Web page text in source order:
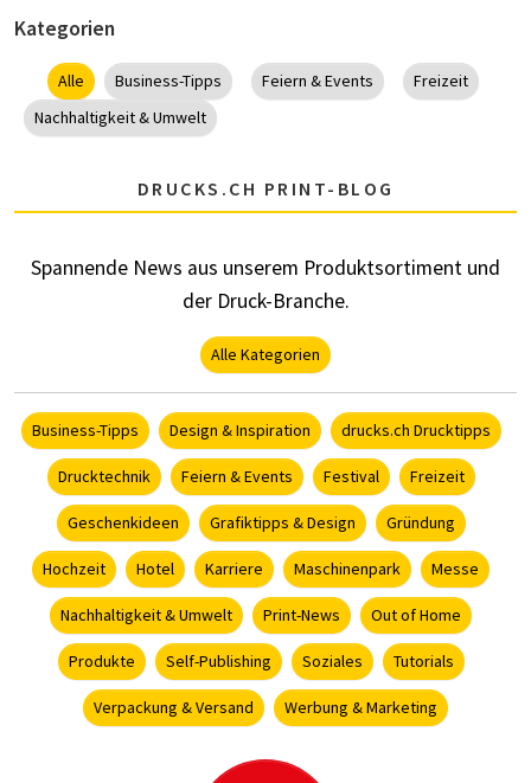
Kategorien
Alle Business-Tipps Feiern & Events
Freizeit
Nachhaltigkeit & Umwelt
DRUCKS.CH PRINT-BLOG
Spannende News aus unserem Produktsortiment und
der Druck-Branche.
Alle Kategorien
Business-Tipps Design & Inspiration drucks.ch Drucktipps
Drucktechnik Feiern & Events Festival Freizeit
Geschenkideen Grafiktipps & Design Gründung
Hochzeit Hotel Karriere Maschinenpark Messe
Nachhaltigkeit & Umwelt Print-News Out of Home
Produkte Self-Publishing Soziales Tutorials
Verpackung & Versand Werbung & Marketing